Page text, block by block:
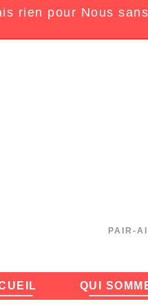
rien pour Nous
PAIR-
QUI